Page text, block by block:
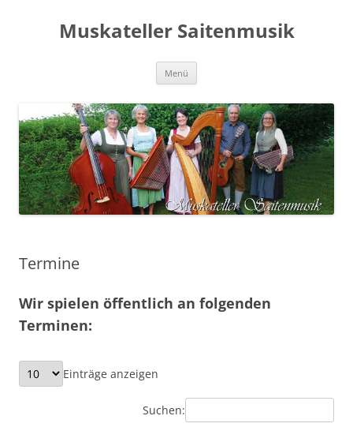
springenMuskateller Saitenmusik
Menü
Termine
Wir spielen öffentlich an folgenden
Terminen:
Einträge anzeigen
Suchen: